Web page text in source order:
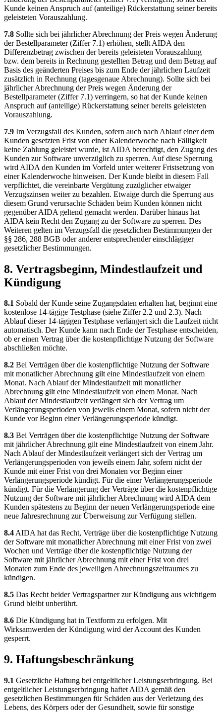
Kunde keinen Anspruch auf (anteilige) Rückerstattung seiner bereits
geleisteten Vorauszahlung.
7.8 Sollte sich bei jährlicher Abrechnung der Preis wegen Änderung
der Bestellparameter (Ziffer 7.1) erhöhen, stellt AIDA den
Differenzbetrag zwischen der bereits geleisteten Vorauszahlung
bzw. dem bereits in Rechnung gestellten Betrag und dem Betrag auf
Basis des geänderten Preises bis zum Ende der jährlichen Laufzeit
zusätzlich in Rechnung (tagesgenaue Abrechnung). Sollte sich bei
jährlicher Abrechnung der Preis wegen Änderung der
Bestellparameter (Ziffer 7.1) verringern, so hat der Kunde keinen
Anspruch auf (anteilige) Rückerstattung seiner bereits geleisteten
Vorauszahlung.
7.9 Im Verzugsfall des Kunden, sofern auch nach Ablauf einer dem
Kunden gesetzten Frist von einer Kalenderwoche nach Fälligkeit
keine Zahlung geleistet wurde, ist AIDA berechtigt, den Zugang des
Kunden zur Software unverzüglich zu sperren. Auf diese Sperrung
wird AIDA den Kunden im Vorfeld unter weiterer Fristsetzung von
einer Kalenderwoche hinweisen. Der Kunde bleibt in diesem Fall
verpflichtet, die vereinbarte Vergütung zuzüglicher etwaiger
Verzugszinsen weiter zu bezahlen. Etwaige durch die Sperrung aus
diesem Grund verursachte Schäden beim Kunden können nicht
gegenüber AIDA geltend gemacht werden. Darüber hinaus hat
AIDA kein Recht den Zugang zu der Software zu sperren. Des
Weiteren gelten im Verzugsfall die gesetzlichen Bestimmungen der
§§ 286, 288 BGB oder anderer entsprechender einschlägiger
gesetzlicher Bestimmungen.
8. Vertragsbeginn, Mindestlaufzeit und
Kündigung
8.1 Sobald der Kunde seine Zugangsdaten erhalten hat, beginnt eine
kostenlose 14-tägige Testphase (siehe Ziffer 2.2 und 2.3). Nach
Ablauf dieser 14-tägigen Testphase verlängert sich die Laufzeit nicht
automatisch. Der Kunde kann nach Ende der Testphase entscheiden,
ob er einen Vertrag über die kostenpflichtige Nutzung der Software
abschließen möchte.
8.2 Bei Verträgen über die kostenpflichtige Nutzung der Software
mit monatlicher Abrechnung gilt eine Mindestlaufzeit von einem
Monat. Nach Ablauf der Mindestlaufzeit mit monatlicher
Abrechnung gilt eine Mindestlaufzeit von einem Monat. Nach
Ablauf der Mindestlaufzeit verlängert sich der Vertrag um
Verlängerungsperioden von jeweils einem Monat, sofern nicht der
Kunde vor Beginn einer Verlängerungsperiode kündigt.
8.3 Bei Verträgen über die kostenpflichtige Nutzung der Software
mit jährlicher Abrechnung gilt eine Mindestlaufzeit von einem Jahr.
Nach Ablauf der Mindestlaufzeit verlängert sich der Vertrag um
Verlängerungsperioden von jeweils einem Jahr, sofern nicht der
Kunde mit einer Frist von drei Monaten vor Beginn einer
Verlängerungsperiode kündigt. Für die einer Verlängerungsperiode
kündigt. Für die Verlängerung der Verträge über die kostenpflichtige
Nutzung der Software mit jährlicher Abrechnung wird AIDA dem
Kunden spätestens zu Beginn der neuen Verlängerungsperiode eine
neue Jahresrechnung zur Überweisung zur Verfügung stellen.
8.4AIDA hat das Recht, Verträge über die kostenpflichtige Nutzung
der Software mit monatlicher Abrechnung mit einer Frist von zwei
Wochen und Verträge über die kostenpflichtige Nutzung der
Software mit jährlicher Abrechnung mit einer Frist von drei
Monaten zum Ende des jeweiligen Abrechnungszeitraumes zu
kündigen.
8.5 Das Recht beider Vertragspartner zur Kündigung aus wichtigem
Grund bleibt unberührt.
8.6 Die Kündigung hat in Textform zu erfolgen. Mit
Wirksamwerden der Kündigung wird der Account des Kunden
gesperrt.
9. Haftungsbeschränkung
9.1 Gesetzliche Haftung bei entgeltlicher Leistungserbringung. Bei
entgeltlicher Leistungserbringung haftet AIDA gemäß den
gesetzlichen Bestimmungen für Schäden aus der Verletzung des
Lebens, des Körpers oder der Gesundheit, sowie für sonstige